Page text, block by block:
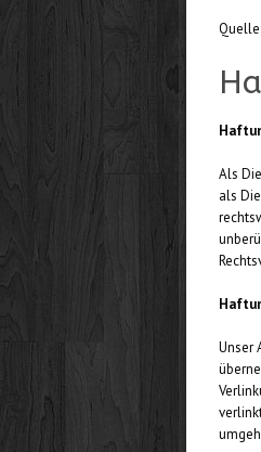
Quelle:
Als
als
Unser